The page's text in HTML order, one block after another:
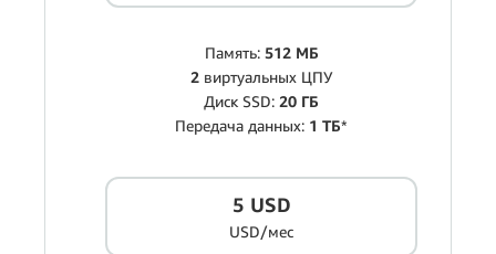
Память: 512 МБ
2 виртуальных ЦПУ
Диск SSD: 20 ГБ
Передача данных: 1 ТБ*
5 USD
USD/мес